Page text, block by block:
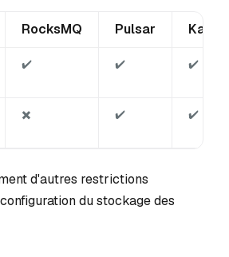
RocksMQ Pulsar Kafka
✔️ ✔️ ✔️
✖️ ✔️ ✔️
d'autres restrictions
du stockage des